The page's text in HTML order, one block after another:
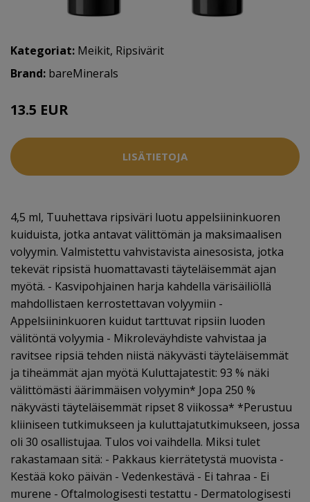
Kategoriat: Meikit, Ripsivärit
Brand: bareMinerals
13.5 EUR
LISÄTIETOJA
4,5 ml, Tuuhettava ripsiväri luotu appelsiininkuoren
kuiduista, jotka antavat välittömän ja maksimaalisen
volyymin. Valmistettu vahvistavista ainesosista, jotka
tekevät ripsistä huomattavasti täyteläisemmät ajan
myötä. - Kasvipohjainen harja kahdella värisäiliöllä
mahdollistaen kerrostettavan volyymiin -
Appelsiininkuoren kuidut tarttuvat ripsiin luoden
välitöntä volyymia - Mikroleväyhdiste vahvistaa ja
ravitsee ripsiä tehden niistä näkyvästi täyteläisemmät
ja tiheämmät ajan myötä Kuluttajatestit: 93 % näki
välittömästi äärimmäisen volyymin* Jopa 250 %
näkyvästi täyteläisemmät ripset 8 viikossa* *Perustuu
kliiniseen tutkimukseen ja kuluttajatutkimukseen, jossa
oli 30 osallistujaa. Tulos voi vaihdella. Miksi tulet
rakastamaan sitä: - Pakkaus kierrätetystä muovista -
Kestää koko päivän - Vedenkestävä - Ei tahraa - Ei
murene - Oftalmologisesti testattu - Dermatologisesti